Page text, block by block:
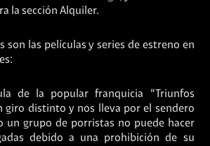
la sección Alquiler.
son las películas y series de estreno en
de la popular franquicia “Triunfos
giro distinto y nos lleva por el sendero
un grupo de porristas no puede hacer
debido a una prohibición de su